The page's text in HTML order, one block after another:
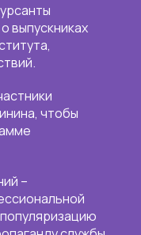
выпускниках
чтобы
–